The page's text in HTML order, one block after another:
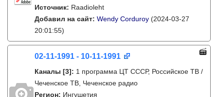
Источник: Raadioleht
Добавил на сайт: Wendy Corduroy (2024-03-27
20:01:55)
02-11-1991 - 10-11-1991
Каналы [3]: 1 программа ЦТ СССР, Российское ТВ /
Чеченское ТВ, Чеченское радио
Регион: Ингушетия